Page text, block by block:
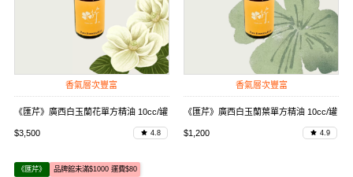
香氣層次豐富
《匯芹》廣西白玉蘭花單方精油 10cc/罐
$3,500 4.8
香氣層次豐富
《匯芹》廣西白玉蘭葉單方精油 10cc/罐
$1,200 4.9
《匯芹》 品牌館未滿$1000 運費$80